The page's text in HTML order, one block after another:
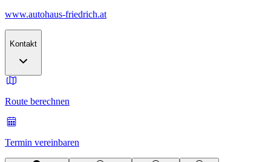
www.autohaus-friedrich.at
Kontakt
Route berechnen
Termin vereinbaren